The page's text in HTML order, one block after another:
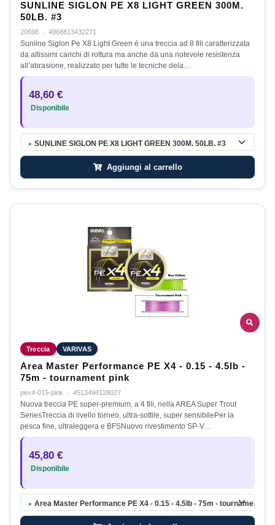
SUNLINE SIGLON PE X8 LIGHT GREEN 300M.
50LB. #3
20698 · 4968813432271
Sunline Siglon Pe X8 Light Green è una treccia ad 8 fili caratterizzata
da altissimi carichi di rottura ma anche da una notevole resistenza
all’abrasione, realizzato per tutte le tecniche dela…
48,60 €
Disponibile
● SUNLINE SIGLON PE X8 LIGHT GREEN 300M. 50LB. #3
Aggiungi al carrello
Treccia VARIVAS
Area Master Performance PE X4 - 0.15 - 4.5lb -
75m - tournament pink
pex4-015-pink · 4513498128027
Nuova treccia PE super-premium, a 4 fili, nella AREA Super Trout
SeriesTreccia di livello torneo, ultra-sottile, super sensibilePer la
pesca fine, ultraleggera e BFSNuovo rivestimento SP-V…
45,80 €
Disponibile
● Area Master Performance PE X4 - 0.15 - 4.5lb - 75m - tournament